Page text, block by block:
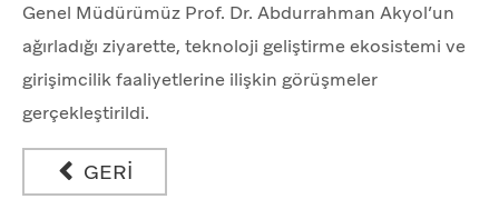
Genel Müdürümüz Prof. Dr. Abdurrahman Akyol’un
ağırladığı ziyarette, teknoloji geliştirme ekosistemi ve
girişimcilik faaliyetlerine ilişkin görüşmeler
gerçekleştirildi.
GERİ